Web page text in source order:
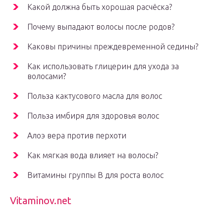
Какой должна быть хорошая расчёска?
Почему выпадают волосы после родов?
Каковы причины преждевременной седины?
Как использовать глицерин для ухода за
волосами?
Польза кактусового масла для волос
Польза имбиря для здоровья волос
Алоэ вера против перхоти
Как мягкая вода влияет на волосы?
Витамины группы В для роста волос
Vitaminov.net